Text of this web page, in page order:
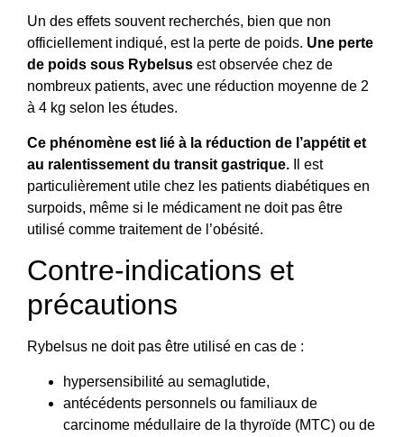
Un des effets souvent recherchés, bien que non
officiellement indiqué, est la perte de poids. Une perte
de poids sous Rybelsus est observée chez de
nombreux patients, avec une réduction moyenne de 2
à 4 kg selon les études.
Ce phénomène est lié à la réduction de l’appétit et
au ralentissement du transit gastrique. Il est
particulièrement utile chez les patients diabétiques en
surpoids, même si le médicament ne doit pas être
utilisé comme traitement de l’obésité.
Contre-indications et
précautions
Rybelsus ne doit pas être utilisé en cas de :
hypersensibilité au semaglutide,
antécédents personnels ou familiaux de
carcinome médullaire de la thyroïde (MTC) ou de